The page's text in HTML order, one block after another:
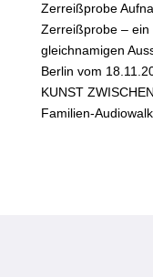
Zerreißprobe
Zerreißprobe – ein
gleichnamigen
Berlin vom
KUNST
Familien-Audiowalk